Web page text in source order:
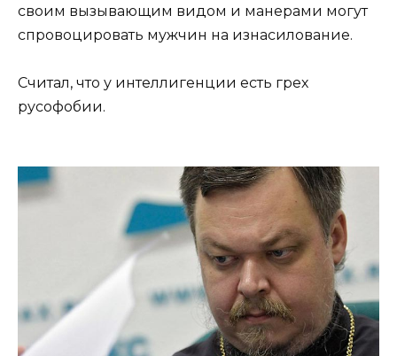
своим вызывающим видом и манерами могут
спровоцировать мужчин на изнасилование.
Считал, что у интеллигенции есть грех
русофобии.